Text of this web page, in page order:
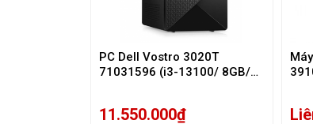
PC Dell Vostro 3020T
71031596 (i3-13100/ 8GB/
11.550.000₫